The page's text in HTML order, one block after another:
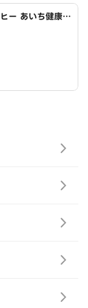
ー あいち健康の